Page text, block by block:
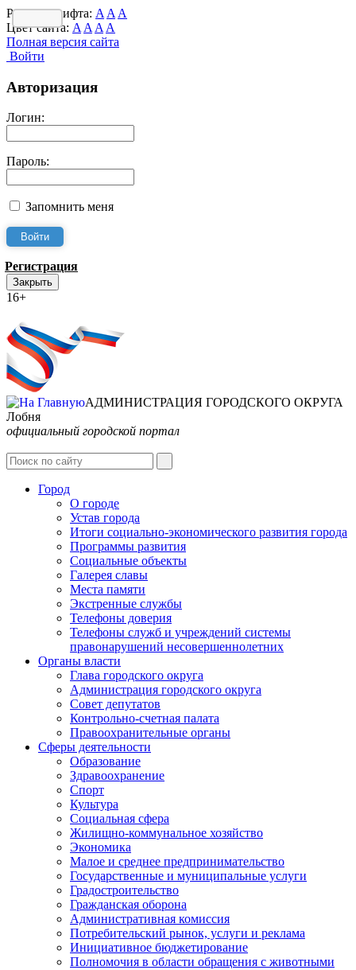
Размер шрифта: A A A
Цвет сайта: A A A A
Полная версия сайта
Войти
Авторизация
Логин:
Пароль:
Запомнить меня
Регистрация
Закрыть
16+
АДМИНИСТРАЦИЯ ГОРОДСКОГО ОКРУГА
Лобня
официальный городской портал
Город
О городе
Устав города
Итоги социально-экономического развития города
Программы развития
Социальные объекты
Галерея славы
Места памяти
Экстренные службы
Телефоны доверия
Телефоны служб и учреждений системы
правонарушений несовершеннолетних
Органы власти
Глава городского округа
Администрация городcкого округа
Совет депутатов
Контрольно-счетная палата
Правоохранительные органы
Сферы деятельности
Образование
Здравоохранение
Спорт
Культура
Социальная сфера
Жилищно-коммунальное хозяйство
Экономика
Малое и среднее предпринимательство
Государственные и муниципальные услуги
Градостроительство
Гражданская оборона
Административная комиссия
Потребительский рынок, услуги и реклама
Инициативное бюджетирование
Полномочия в области обращения с животными